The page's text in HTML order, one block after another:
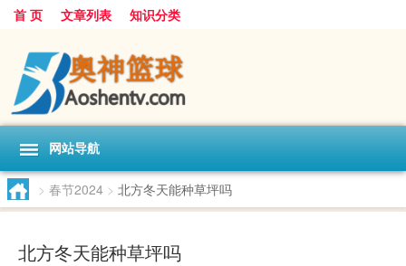
首 页 文章列表 知识分类
网站导航
> 春节2024 > 北方冬天能种草坪吗
北方冬天能种草坪吗